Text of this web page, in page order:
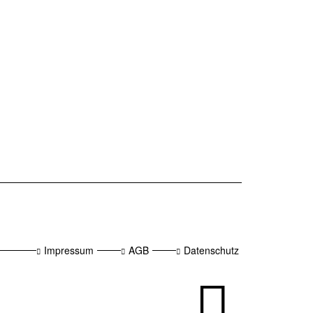
Impressum AGB Datenschutz